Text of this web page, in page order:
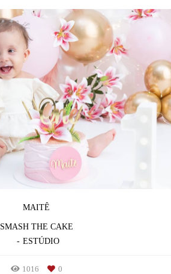
MAITÊ
SMASH THE CAKE
ESTÚDIO
1016 0